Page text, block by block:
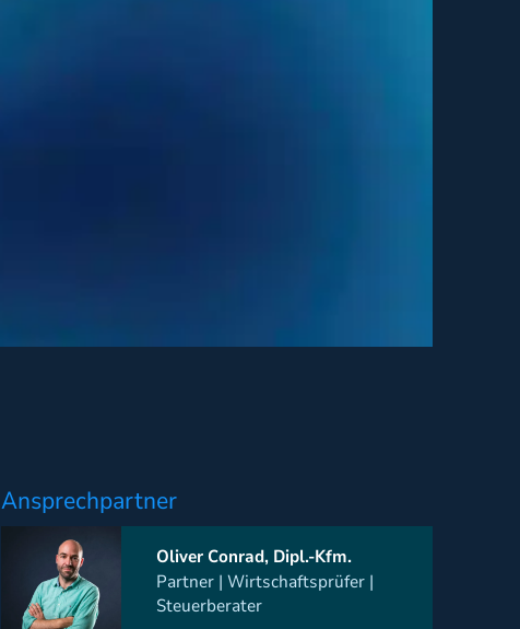
Ansprechpartner
Oliver Conrad, Dipl.-Kfm.
Partner | Wirtschaftsprüfer |
Steuerberater